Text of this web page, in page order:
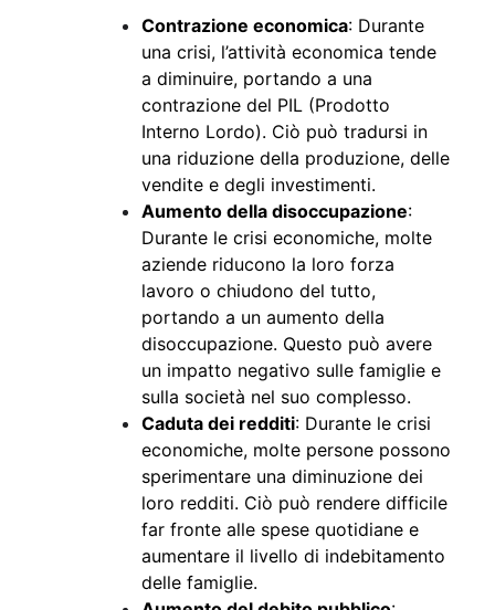
Contrazione economica: Durante
una crisi, l’attività economica tende
a diminuire, portando a una
contrazione del PIL (Prodotto
Interno Lordo). Ciò può tradursi in
una riduzione della produzione, delle
vendite e degli investimenti.
Aumento della disoccupazione:
Durante le crisi economiche, molte
aziende riducono la loro forza
lavoro o chiudono del tutto,
portando a un aumento della
disoccupazione. Questo può avere
un impatto negativo sulle famiglie e
sulla società nel suo complesso.
Caduta dei redditi: Durante le crisi
economiche, molte persone possono
sperimentare una diminuzione dei
loro redditi. Ciò può rendere difficile
far fronte alle spese quotidiane e
aumentare il livello di indebitamento
delle famiglie.